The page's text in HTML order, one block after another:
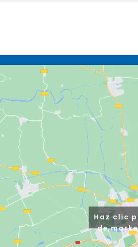
Haz clic
de